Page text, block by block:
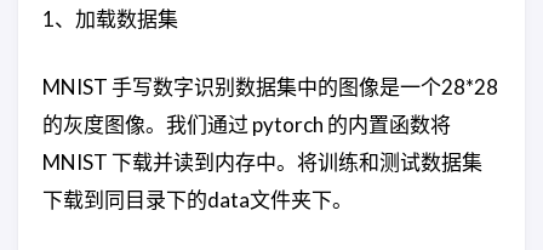
1、加载数据集
MNIST 手写数字识别数据集中的图像是一个28*28
的灰度图像。我们通过 pytorch 的内置函数将
MNIST 下载并读到内存中。将训练和测试数据集
下载到同目录下的data文件夹下。